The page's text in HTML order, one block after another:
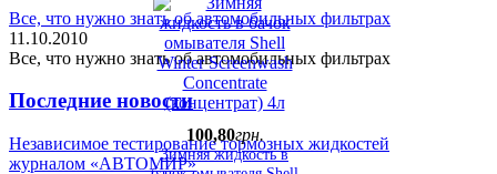
100,80грн.
Зимняя жидкость в
Все, что нужно знать об автомобильных фильтрах
11.10.2010
Все, что нужно знать об автомобильных фильтрах
Последние новости
Независимое тестирование тормозных жидкостей
журналом «АВТОМИР»